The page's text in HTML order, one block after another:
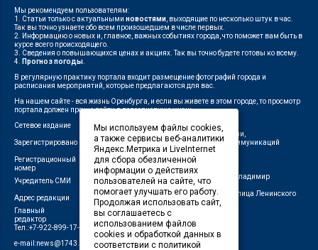
Мы рекомендуем пользователям:
1. Статьи только с актуальными новостями, выходящие по несколько штук в час.
Так вы точно узнаете обо всем произошедшем в числе первых.
2. Информацию о новых и, главное, важных событиях города, что поможет вам быть в
курсе всего происходящего.
3. Сведения о повышающихся ценах и акциях. Так вы точно будете готовы ко всему.
4. Прогноз погоды.
В регулярную практику портала входит размещение фотографий города и
расписания мероприятий, которые предлагаются для вас.
На нашем сайте - вся жизнь Оренбурга, и если вы живете в этом городе, то просмотр
портала должен прочно войти в повседневную жизнь.
Сетевое издание
"1743"
Зарегистрировано
Федеральной службой по надзору в сфере связи,
информационных технологий и массовых коммуникаций
(Роскомнадзор)
Регистрационный
номер
ЭЛ № ФС 77-75960 от 19.06.2019 г.
Учредитель СМИ
Индивидуальный предприниматель Савин Владимир
Валерьевич
Адрес редакции
462411, Оренбургская область, город Орск, улица Ленинского
Комсомола, д. 4-Б
Главный
редактор
Лещенко П.А.
Тел.:+7-922-899-17-43
e-mail:news@1743.ru
Мы используем файлы cookies,
а также сервисы веб-аналитики
Яндекс.Метрика и LiveInternet
для сбора обезличенной
информации о действиях
пользователей на сайте, что
помогает улучшать его работу.
Продолжая использовать сайт,
вы соглашаетесь с
использованием файлов
cookies и обработкой данных в
соответствии с политикой